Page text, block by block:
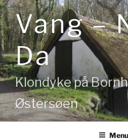
Videre
til
indholdVang –
Da
Klondyke på
Østersøen
Menu